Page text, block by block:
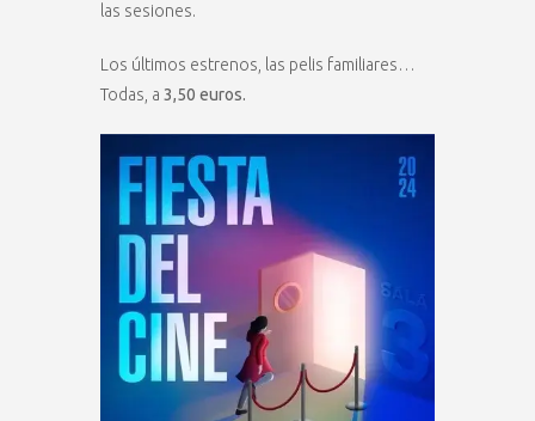
las sesiones.
Los últimos estrenos, las pelis familiares…
Todas, a 3,50 euros.